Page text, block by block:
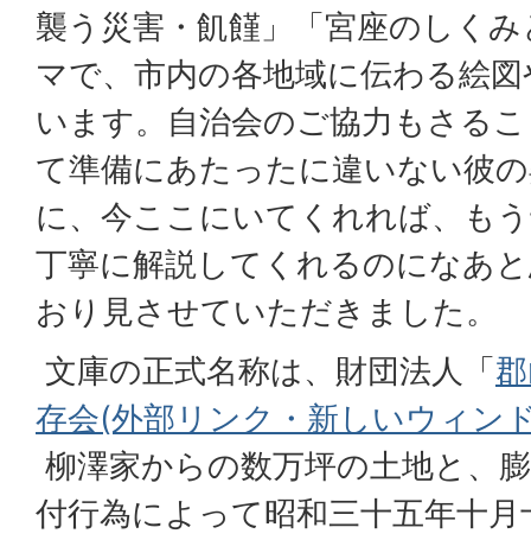
襲う災害・飢饉」「宮座のしく
マで、市内の各地域に伝わる絵
います。自治会のご協力もさる
て準備にあたったに違いない彼
に、今ここにいてくれれば、も
丁寧に解説してくれるのになあ
おり見させていただきました。
文庫の正式名称は、財団法人「
存会(外部リンク・新しいウィン
柳澤家からの数万坪の土地と、
付行為によって昭和三十五年十